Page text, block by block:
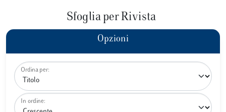
Sfoglia per Rivista
Opzioni
Ordina per:
In ordine: